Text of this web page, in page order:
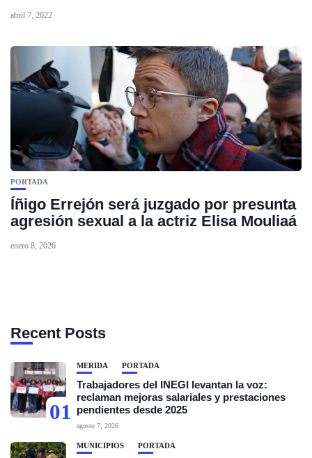
abril 7, 2022
PORTADA
Íñigo Errejón será juzgado por presunta
agresión sexual a la actriz Elisa Mouliaá
enero 8, 2026
Recent Posts
01
MÉRIDA PORTADA
Trabajadores del INEGI levantan la voz:
reclaman mejoras salariales y prestaciones
pendientes desde 2025
agosto 7, 2026
MUNICIPIOS PORTADA